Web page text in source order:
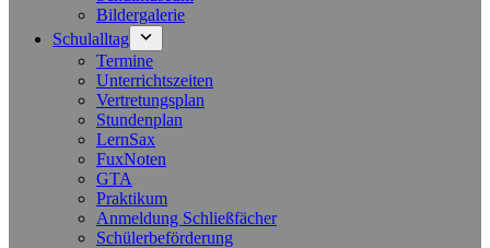
Bildergalerie
Schulalltag
Termine
Unterrichtszeiten
Vertretungsplan
Stundenplan
LernSax
FuxNoten
GTA
Praktikum
Anmeldung Schließfächer
Schülerbeförderung